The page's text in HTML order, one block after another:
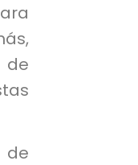
de
de